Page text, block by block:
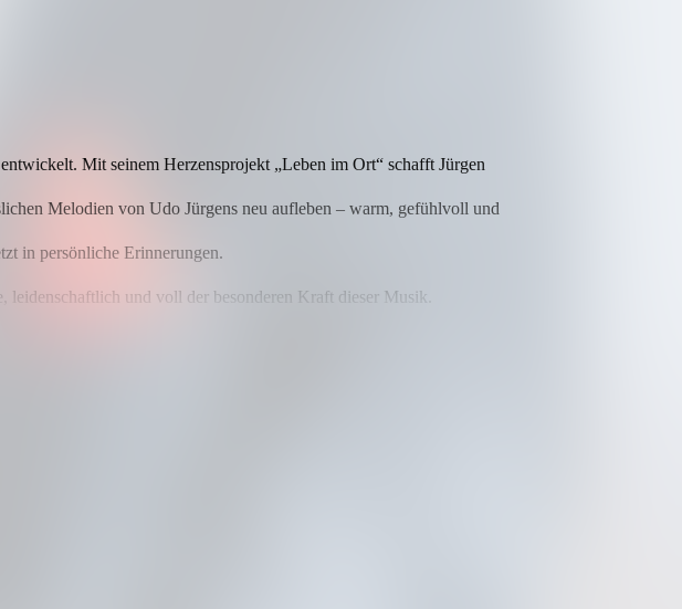
Mit seinem Herzensprojekt „Leben im Ort“ schafft Jürgen
Melodien von Udo Jürgens neu aufleben – warm, gefühlvoll und
in persönliche Erinnerungen.
und voll der besonderen Kraft dieser Musik.